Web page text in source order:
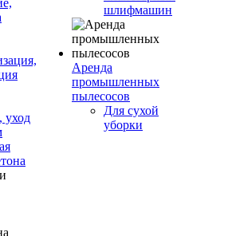
уход
шлифмашин
Аренда
промышленных
пылесосов
Для сухой
уборки